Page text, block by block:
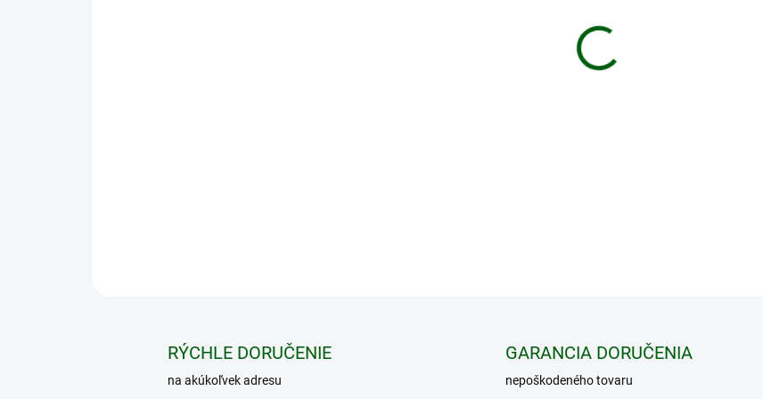
RÝCHLE DORUČENIE
na akúkoľvek adresu
GARANCIA DORUČENIA
nepoškodeného tovaru